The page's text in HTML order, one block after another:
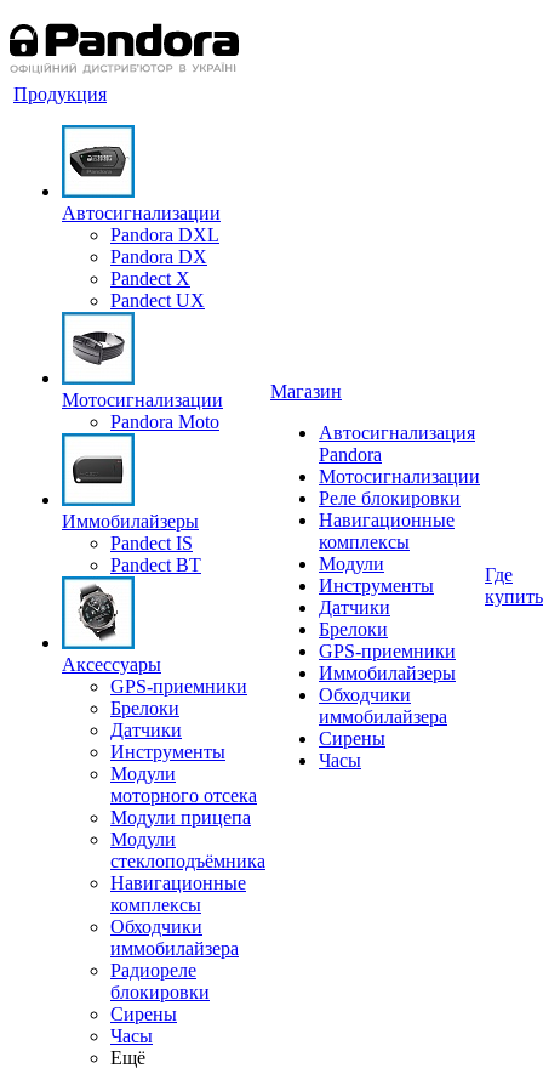
Продукция
Автосигнализации
Pandora DXL
Pandora DX
Pandect X
Pandect UX
Мотосигнализации
Pandora Moto
Иммобилайзеры
Pandect IS
Pandect BT
Аксессуары
GPS-приемники
Брелоки
Датчики
Инструменты
Модули
моторного отсека
Модули прицепа
Модули
стеклоподъёмника
Навигационные
комплексы
Обходчики
иммобилайзера
Радиореле
блокировки
Сирены
Часы
Ещё
Магазин
Автосигнализация
Pandora
Мотосигнализации
Реле блокировки
Навигационные
комплексы
Модули
Инструменты
Датчики
Брелоки
GPS-приемники
Иммобилайзеры
Обходчики
иммобилайзера
Сирены
Часы
Где
купить